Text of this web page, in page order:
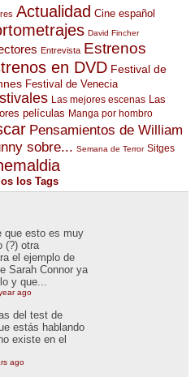
Actualidad Cine español
David Fincher
Entrevista Estrenos
en DVD Festival de
Festival de Venecia
Las mejores escenas Las
películas Manga por hombro
Pensamientos de William
sobre... Semana de Terror Sitges
los Tags
que esto es muy
(?) otra
el ejemplo de
Sarah Connor ya
y que...
ago
del test de
estás hablando
existe en el
ago